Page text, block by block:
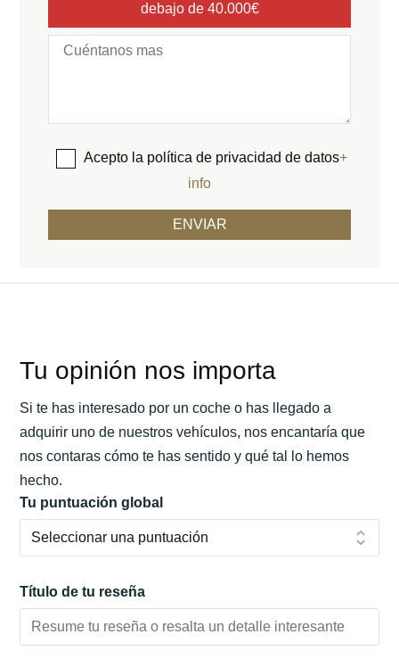
debajo de 40.000€
Acepto la política de privacidad de datos+
info
Tu opinión nos importa
Si te has interesado por un coche o has llegado a
adquirir uno de nuestros vehículos, nos encantaría que
nos contaras cómo te has sentido y qué tal lo hemos
hecho.
Tu puntuación global
Título de tu reseña